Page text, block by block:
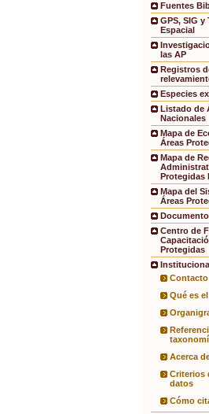
Fuentes
GPS, SIG y
Espacial
las AP
Registros
Especies
Listado de
Nacionales
Mapa de
Áreas
Mapa de
Protegidas
Mapa del
Áreas
Centro de
Protegidas
Contacto
Qué es
Acerca
Criterios
datos
Cómo